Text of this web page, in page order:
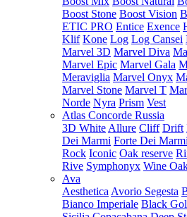
Boost Stone Boost Vision
ETIC PRO Entice Exence
Klif Kone Log Log Cansei
Marvel 3D Marvel Diva
Marvel Epic Marvel Gala
Meraviglia Marvel Onyx
Marvel Stone Marvel T
Norde Nyra Prism Vest
Atlas Concorde Russia
3D White Allure Cliff Drift
Dei Marmi Forte Dei
Rock Iconic Oak reserve
Rive Symphonyx Wine
Ava
Aesthetica Avorio Segesta
Bianco Imperiale Black